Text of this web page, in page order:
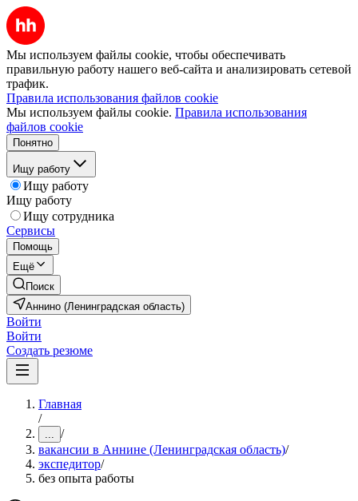
Мы используем файлы cookie, чтобы обеспечивать
правильную работу нашего веб-сайта и анализировать сетевой
трафик.
Правила использования файлов cookie
Мы используем файлы cookie. Правила использования
файлов cookie
Понятно
Ищу работу
Ищу работу
Ищу работу
Ищу сотрудника
Сервисы
Помощь
Ещё
Поиск
Аннино (Ленинградская область)
Войти
Войти
Создать резюме
Главная
/
... /
вакансии в Аннине (Ленинградская область)/
экспедитор/
без опыта работы